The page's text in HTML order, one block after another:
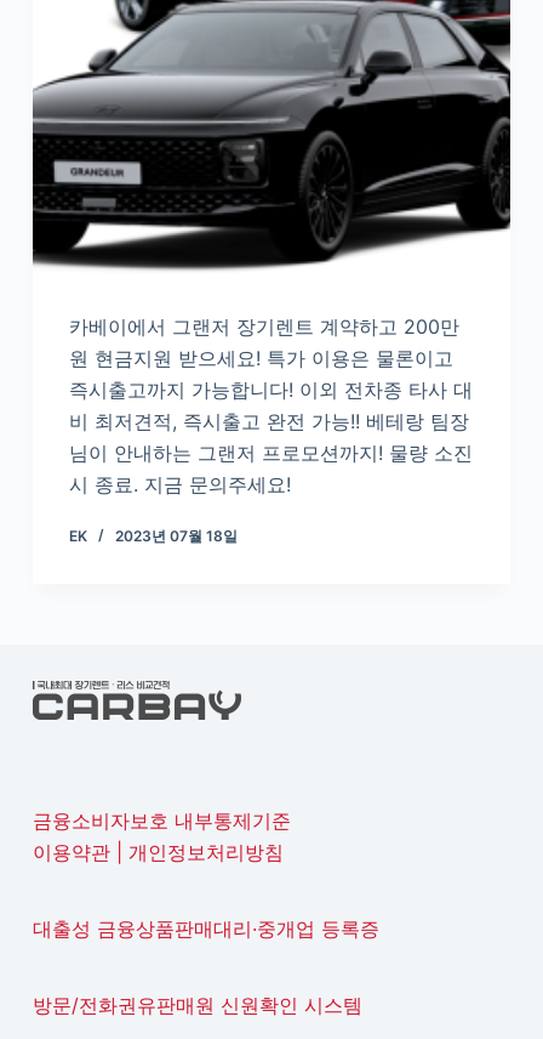
카베이에서 그랜저 장기렌트 계약하고 200만
원 현금지원 받으세요! 특가 이용은 물론이고
즉시출고까지 가능합니다! 이외 전차종 타사 대
비 최저견적, 즉시출고 완전 가능!! 베테랑 팀장
님이 안내하는 그랜저 프로모션까지! 물량 소진
시 종료. 지금 문의주세요!
EK 2023년 07월 18일
금융소비자보호 내부통제기준
이용약관| 개인정보처리방침
대출성 금융상품판매대리·중개업 등록증
방문/전화권유판매원 신원확인 시스템